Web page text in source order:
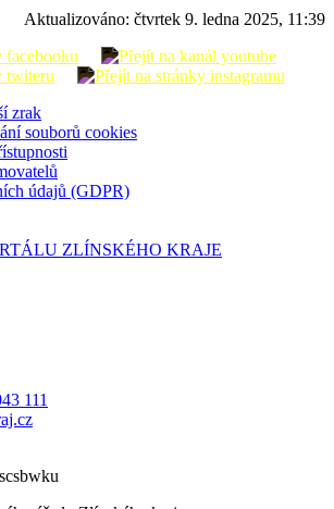
Aktualizováno: čtvrtek 9. ledna 2025, 11:39
zrak
souborů cookies
údajů (GDPR)
ZLÍNSKÉHO KRAJE
111